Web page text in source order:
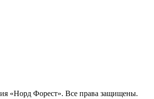
«Норд Форест». Все права защищены.